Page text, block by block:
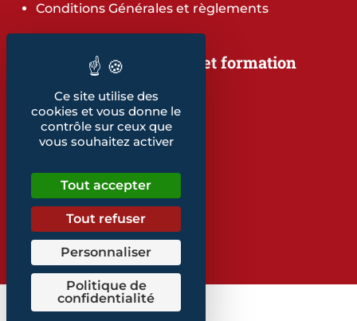
Conditions Générales et règlements
Notre offre de services et formation
Notre offre de services
Notre offre de formation
Notre dépliant formation
Les indicateurs
Retrouvez également...
Notre glossaire
Ce site utilise des
cookies et vous donne le
contrôle sur ceux que
vous souhaitez activer
Tout accepter
Tout refuser
Personnaliser
Politique de
confidentialité